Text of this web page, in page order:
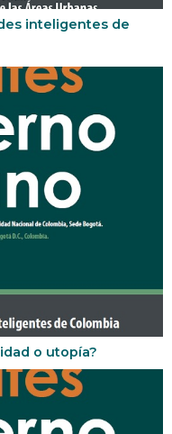
inteligentes de
o utopía?